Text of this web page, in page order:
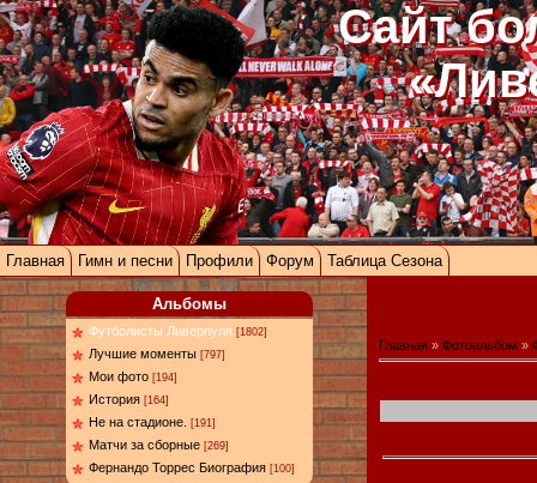
Сайт
Главная Гимн и песни Профили Форум Таблица Сезона
Альбомы
Футболисты Ливерпуля [1802]
Лучшие моменты [797]
Мои фото [194]
История [164]
Не на стадионе. [191]
Матчи за сборные [269]
Фернандо Торрес Биография [100]
Главная » Фотоальбом »